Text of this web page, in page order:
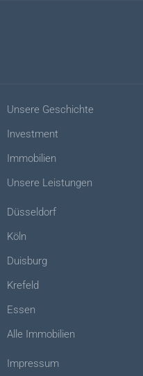
Unsere Geschichte
Investment
Immobilien
Unsere Leistungen
Düsseldorf
Köln
Duisburg
Krefeld
Essen
Alle Immobilien
Impressum